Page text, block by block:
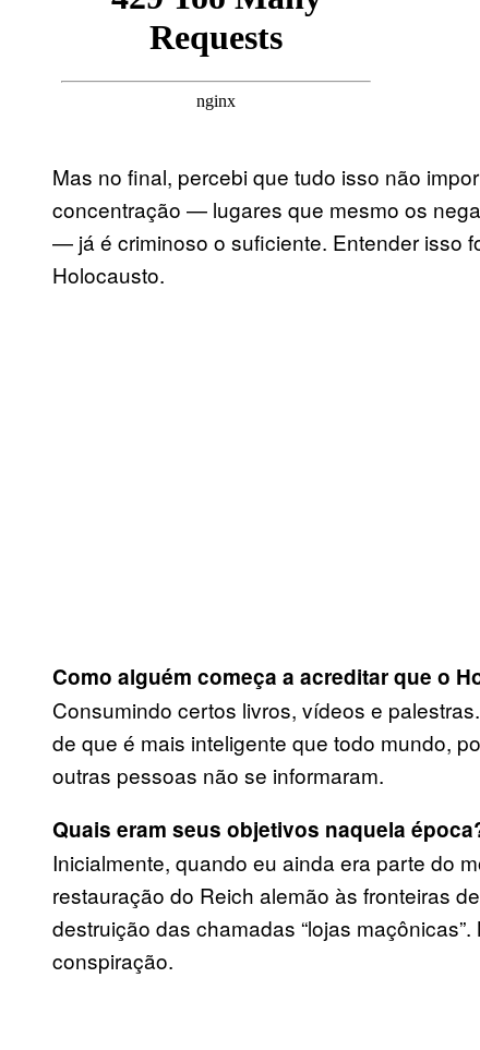
Mas no final, percebi que tudo isso não
concentração — lugares que mesmo os
— já é criminoso o suficiente. Entender isso
Holocausto.
Como alguém começa a acreditar que o
Consumindo certos livros, vídeos e
de que é mais inteligente que todo mundo,
outras pessoas não se informaram.
Quais eram seus objetivos naquela
Inicialmente, quando eu ainda era parte do
restauração do Reich alemão às fronteiras
destruição das chamadas “lojas
conspiração.